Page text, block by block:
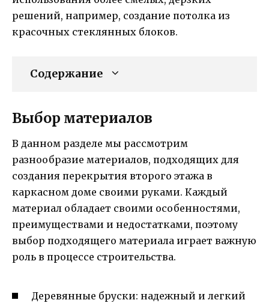
решений, например, создание потолка из
красочных стеклянных блоков.
Содержание
Выбор материалов
В данном разделе мы рассмотрим
разнообразие материалов, подходящих для
создания перекрытия второго этажа в
каркасном доме своими руками. Каждый
материал обладает своими особенностями,
преимуществами и недостатками, поэтому
выбор подходящего материала играет важную
роль в процессе строительства.
Деревянные бруски: надежный и легкий